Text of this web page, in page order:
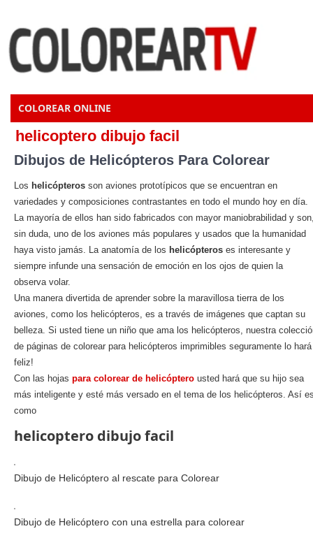
COLOREAR ONLINE
helicoptero dibujo facil
Dibujos de Helicópteros Para Colorear
Los helicópteros son aviones prototípicos que se encuentran en
variedades y composiciones contrastantes en todo el mundo hoy en día.
La mayoría de ellos han sido fabricados con mayor maniobrabilidad y
sin duda, uno de los aviones más populares y usados que la humanidad
haya visto jamás. La anatomía de los helicópteros es interesante y
siempre infunde una sensación de emoción en los ojos de quien la
observa volar.
Una manera divertida de aprender sobre la maravillosa tierra de los
aviones, como los helicópteros, es a través de imágenes que captan su
belleza. Si usted tiene un niño que ama los helicópteros, nuestra
de páginas de colorear para helicópteros imprimibles seguramente lo hará
feliz!
Con las hojas para colorear de helicóptero usted hará que su hijo sea
más inteligente y esté más versado en el tema de los helicópteros. Así
como
helicoptero dibujo facil
Dibujo de Helicóptero al rescate para Colorear
Dibujo de Helicóptero con una estrella para colorear